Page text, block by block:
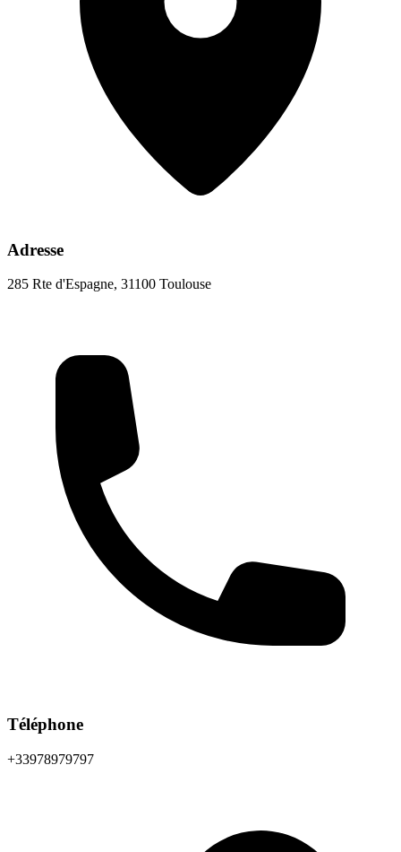
Adresse
285 Rte d'Espagne, 31100 Toulouse
Téléphone
+33978979797